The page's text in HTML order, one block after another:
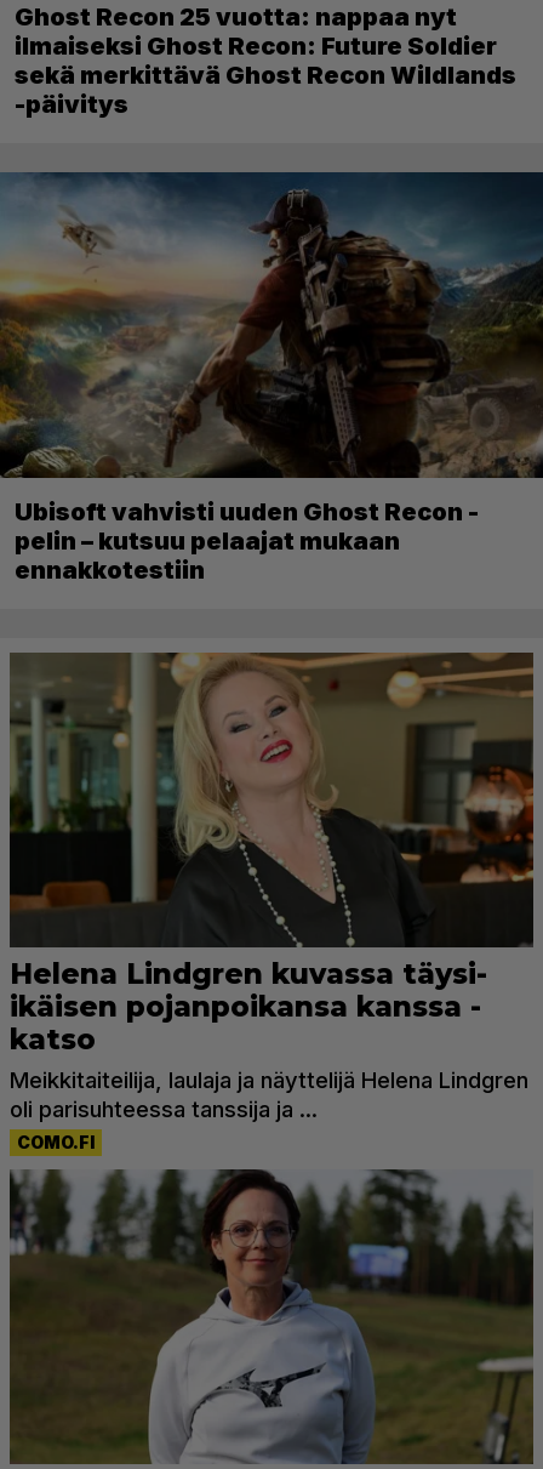
Ghost Recon 25 vuotta: nappaa nyt
ilmaiseksi Ghost Recon: Future Soldier
sekä merkittävä Ghost Recon Wildlands
-päivitys
Ubisoft vahvisti uuden Ghost Recon -
pelin – kutsuu pelaajat mukaan
ennakkotestiin